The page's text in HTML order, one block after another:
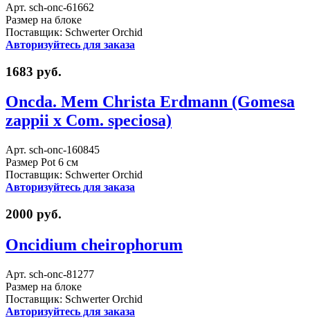
Арт. sch-onc-61662
Размер на блоке
Поставщик: Schwerter Orchid
Авторизуйтесь для заказа
1683 руб.
Oncda. Mem Christa Erdmann (Gomesa
zappii x Com. speciosa)
Арт. sch-onc-160845
Размер Pot 6 см
Поставщик: Schwerter Orchid
Авторизуйтесь для заказа
2000 руб.
Oncidium cheirophorum
Арт. sch-onc-81277
Размер на блоке
Поставщик: Schwerter Orchid
Авторизуйтесь для заказа